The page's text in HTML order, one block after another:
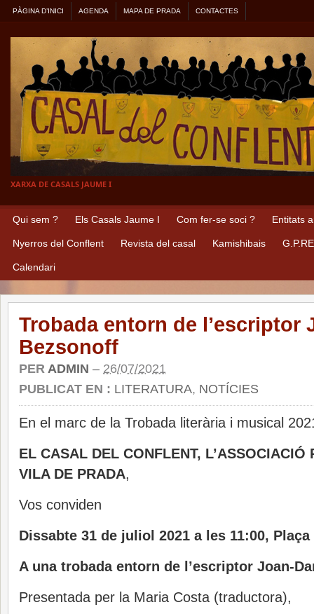
PÀGINA D’INICI AGENDA MAPA DE PRADA CONTACTES
XARXA DE CASALS JAUME I
Qui sem ? Els Casals Jaume I Com fer-se soci ? Entitats
Nyerros del Conflent Revista del casal Kamishibais
Calendari
Trobada entorn de l’escriptor
Bezsonoff
PER ADMIN – 26/07/2021
PUBLICAT EN : LITERATURA, NOTÍCIES
En el marc de la Trobada literària i musical
EL CASAL DEL CONFLENT, L’ASSOCIACIÓ
VILA DE PRADA,
Vos conviden
Dissabte 31 de juliol 2021 a les 11:00,
A una trobada entorn de l’escriptor Joan-
Presentada per la Maria Costa (traductora),